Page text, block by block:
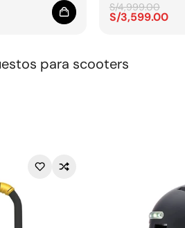
Precio
S/3,599.00
Precio
S/4,999.00
para scooters